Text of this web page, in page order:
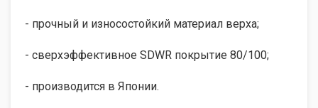
- прочный и износостойкий материал верха;
- сверхэффективное SDWR покрытие 80/100;
- производится в Японии.